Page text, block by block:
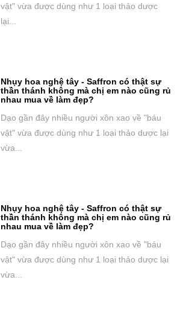
vật" vừa được dùng như 1 loại thảo dược
lại...
Nhụy hoa nghệ tây - Saffron có thật sự
thần thánh không mà chị em nào cũng rủ
nhau mua về làm đẹp?
Dạo gần đây nhiều người xôn xao về "báu
vật" vừa được dùng như 1 loại thảo dược lại
vừa...
Nhụy hoa nghệ tây - Saffron có thật sự
thần thánh không mà chị em nào cũng rủ
nhau mua về làm đẹp?
Dạo gần đây nhiều người xôn xao về "báu
vật" vừa được dùng như 1 loại thảo dược lại
vừa...